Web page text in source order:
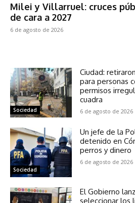
Milei y Villarruel: cruces
de cara a 2027
6 de agosto de 2026
Sociedad
Ciudad:
para personas
permisos
cuadra
6 de agosto de 2026
Sociedad
Un jefe de la
detenido en
perros y dinero
6 de agosto de 2026
El Gobierno
seleccionar los